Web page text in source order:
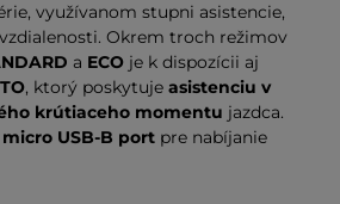
využívanom stupni asistencie,
Okrem troch režimov
a ECO je k dispozícii aj
, ktorý poskytuje asistenciu v
krútiaceho momentu jazdca.
micro USB-B port pre nabíjanie